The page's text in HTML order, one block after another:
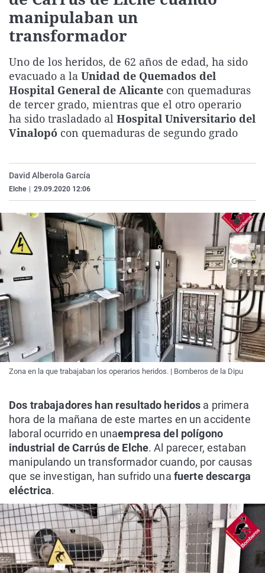
Operación Viuda
Navarra
País Vasco
manipulaban un
transformador
Uno de los heridos, de 62 años de edad, ha sido
evacuado a la Unidad de Quemados del
Hospital General de Alicante con quemaduras
de tercer grado, mientras que el otro operario
ha sido trasladado al Hospital Universitario del
Vinalopó con quemaduras de segundo grado
David Alberola García
Elche 29.09.2020 12:06
Zona en la que trabajaban los operarios heridos. | Bomberos de la Dipu
Dos trabajadores han resultado heridos a primera
hora de la mañana de este martes en un accidente
laboral ocurrido en unaempresa del polígono
industrial de Carrús de Elche. Al parecer, estaban
manipulando un transformador cuando, por causas
que se investigan, han sufrido una fuerte descarga
eléctrica.